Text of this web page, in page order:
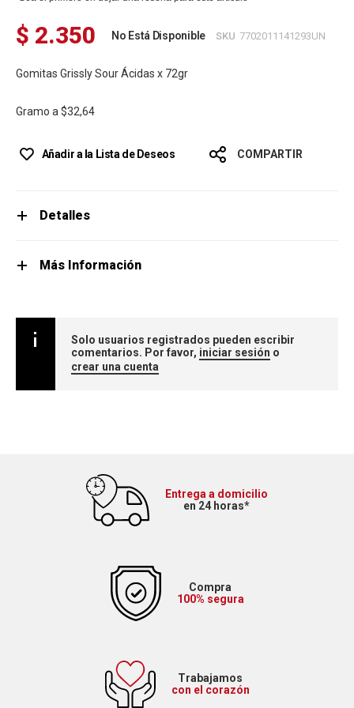
$ 2.350 No Está Disponible SKU 7702011141293UN
Gomitas Grissly Sour Ácidas x 72gr
Gramo a $32,64
Añadir a la Lista de Deseos COMPARTIR
Detalles
Más Información
Solo usuarios registrados pueden escribir
comentarios. Por favor, iniciar sesión o
crear una cuenta
Entrega a domicilio
en 24 horas*
Compra
100% segura
Trabajamos
con el corazón